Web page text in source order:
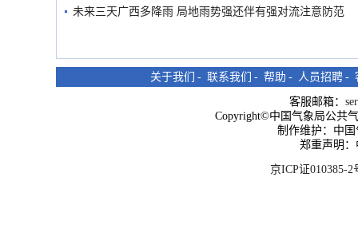
未来三天广西多降雨 局地雨势强还伴有强对流注意防范
关于我们 - 联系我们 - 帮助 - 人员招聘 -
客服邮箱：
Copyright©中国气象局公共
制作维护：中
郑重声明
京ICP证010385-2